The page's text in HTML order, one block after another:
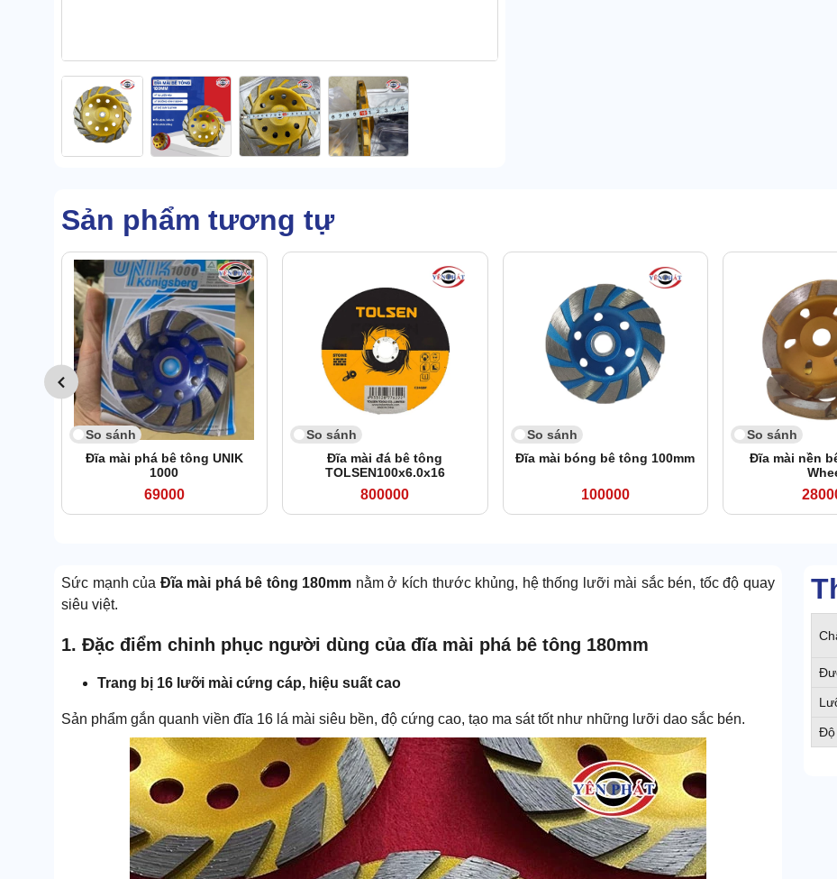
Sản phẩm tương tự
So sánh
Đĩa mài phá bê tông UNIK
1000
69000
So sánh
Đĩa mài đá bê tông
TOLSEN100x6.0x16
800000
So sánh
Đĩa mài bóng bê tông 100mm
100000
So sánh
Đĩa mài nền
Độ
Sức mạnh của Đĩa mài phá bê tông 180mm nằm ở kích thước khủng, hệ thống lưỡi mài sắc bén, tốc độ quay
siêu việt.
1. Đặc điểm chinh phục người dùng của đĩa mài phá bê tông 180mm
Trang bị 16 lưỡi mài cứng cáp, hiệu suất cao
Sản phẩm gắn quanh viền đĩa 16 lá mài siêu bền, độ cứng cao, tạo ma sát tốt như những lưỡi dao sắc bén.